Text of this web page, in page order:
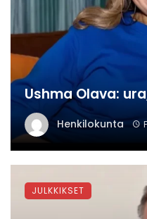
Ushma Olava:
Henkilokunta
JULKKIKSET